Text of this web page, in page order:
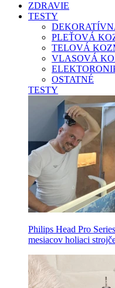
ZDRAVIE
TESTY
PLEŤOVÁ
TELOVÁ
VLASOVÁ
OSTATNÉ
TESTY
Philips Head Pro
mesiacov holiaci